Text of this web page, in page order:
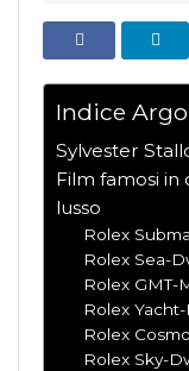
Indice
Sylvester
Film famosi in
lusso
Rolex
Rolex Sea-
Rolex GMT-
Rolex
Rolex
Rolex Sky-